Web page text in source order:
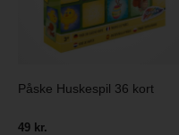
Påske Huskespil 36 kort
49 kr.